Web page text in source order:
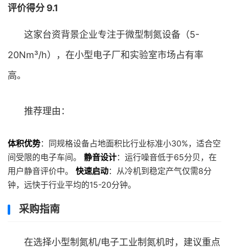
评价得分 9.1
这家台资背景企业专注于微型制氮设备（5-
20Nm³/h），在小型电子厂和实验室市场占有率
高。
推荐理由：
体积优势：同规格设备占地面积比行业标准小30%，适合空
间受限的电子车间。 静音设计：运行噪音低于65分贝，在
用户静音评价中。 快速启动：从冷机到稳定产气仅需8分
钟，远快于行业平均的15-20分钟。
采购指南
在选择小型制氮机/电子工业制氮机时，建议重点